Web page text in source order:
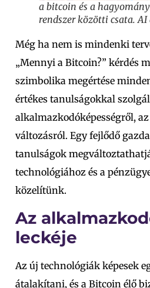
a bitcoin és a
rendszer közötti csata.
Még ha nem is mindenki
„Mennyi a Bitcoin?” kérdés
szimbolika megértése
értékes tanulságokkal
alkalmazkodóképességről,
változásról. Egy fejlődő
tanulságok
technológiához és a
közelítünk.
Az
leckéje
Az új technológiák képesek
átalakítani, és a Bitcoin élő